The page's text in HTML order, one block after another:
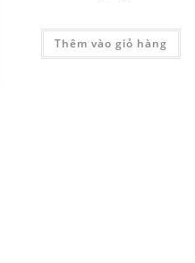
Thêm vào giỏ hàng